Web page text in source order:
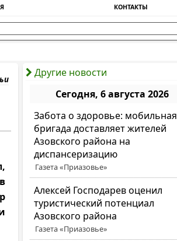
КОНТАКТЫ
Другие новости
Сегодня, 6 августа 2026
Забота о здоровье: мобильная
бригада доставляет жителей
Азовского района на
диспансеризацию
Газета «Приазовье»
Алексей Господарев оценил
туристический потенциал
Азовского района
Газета «Приазовье»